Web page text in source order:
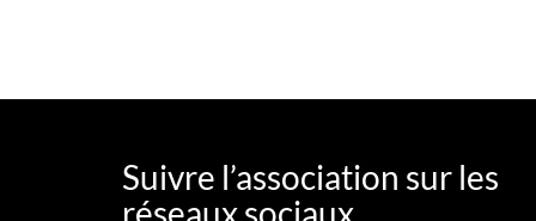
Suivre l’association sur les
réseaux sociaux